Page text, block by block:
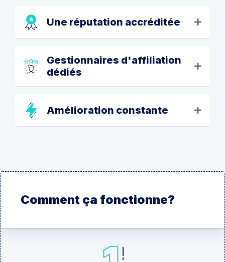
Une réputation accréditée
Gestionnaires d'affiliation
dédiés
Amélioration constante
Comment ça fonctionne?